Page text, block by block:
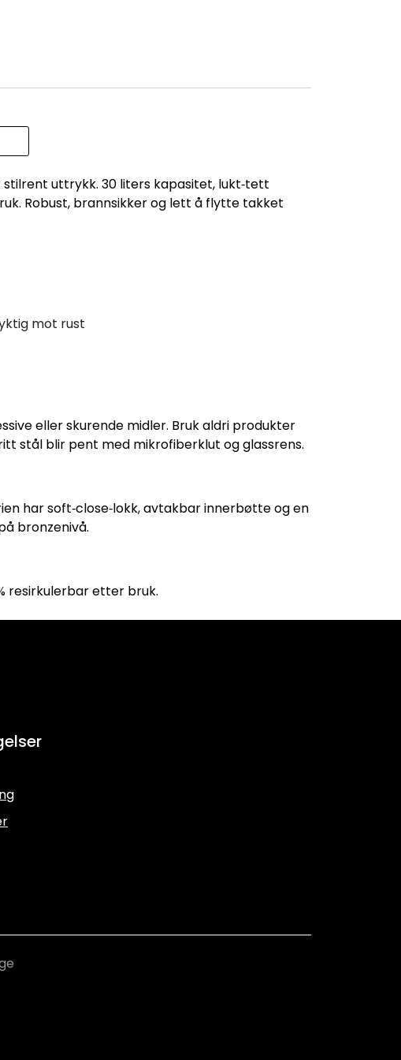
uttrykk. 30 liters kapasitet, lukt‑tett
Robust, brannsikker og lett å flytte takket
mot rust
eller skurende midler. Bruk aldri produkter
stål blir pent med mikrofiberklut og glassrens.
har soft‑close‑lokk, avtakbar innerbøtte og en
bronzenivå.
resirkulerbar etter bruk.